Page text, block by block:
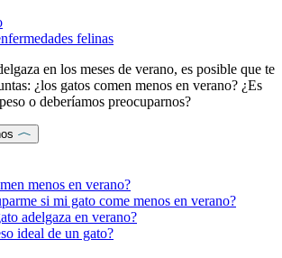
felinas
en los meses de verano, es posible que te
¿los gatos comen menos en verano? ¿Es
o deberíamos preocuparnos?
menos en verano?
si mi gato come menos en verano?
adelgaza en verano?
ideal de un gato?